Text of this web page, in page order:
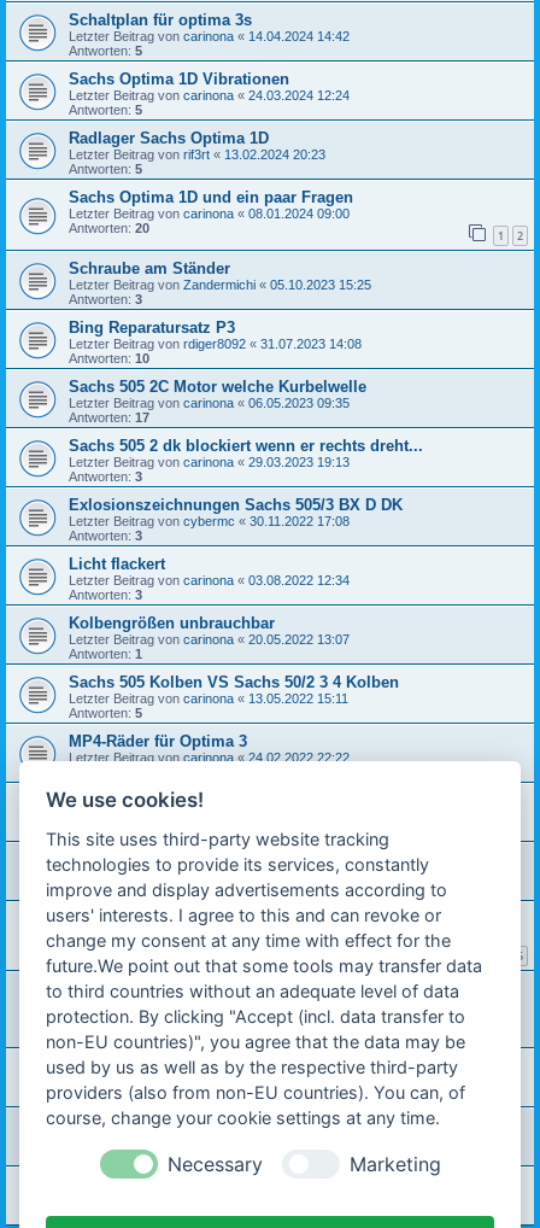
Schaltplan für optima 3s
Letzter Beitrag von carinona « 14.04.2024 14:42
Antworten: 5
Sachs Optima 1D Vibrationen
Letzter Beitrag von carinona « 24.03.2024 12:24
Antworten: 5
Radlager Sachs Optima 1D
Letzter Beitrag von rif3rt « 13.02.2024 20:23
Antworten: 5
Sachs Optima 1D und ein paar Fragen
Letzter Beitrag von carinona « 08.01.2024 09:00
Antworten: 20 1 2
Schraube am Ständer
Letzter Beitrag von Zandermichi « 05.10.2023 15:25
Antworten: 3
Bing Reparatursatz P3
Letzter Beitrag von rdiger8092 « 31.07.2023 14:08
Antworten: 10
Sachs 505 2C Motor welche Kurbelwelle
Letzter Beitrag von carinona « 06.05.2023 09:35
Antworten: 17
Sachs 505 2 dk blockiert wenn er rechts dreht...
Letzter Beitrag von carinona « 29.03.2023 19:13
Antworten: 3
Exlosionszeichnungen Sachs 505/3 BX D DK
Letzter Beitrag von cybermc « 30.11.2022 17:08
Antworten: 3
Licht flackert
Letzter Beitrag von carinona « 03.08.2022 12:34
Antworten: 3
Kolbengrößen unbrauchbar
Letzter Beitrag von carinona « 20.05.2022 13:07
Antworten: 1
Sachs 505 Kolben VS Sachs 50/2 3 4 Kolben
Letzter Beitrag von carinona « 13.05.2022 15:11
Antworten: 5
MP4-Räder für Optima 3
Letzter Beitrag von carinona « 24.02.2022 22:22
Scheibenbremse vorne.
Antworten:
Rennauspuff und Schlitzsteuerung
Letzter Beitrag vonkistovsky «01.10.2021 16:03
Antworten:2
Hercules M5 1978 angemessener Preis?
Letzter Beitrag von carinona «10.09.2021 10:08
Antworten: 99 5
Vorderrad nach Einbau nicht ganz gerade - Hercules Optima
3 S Bj. 1989 Typ 513?
Letzter Beitrag vonrdiger8092«04.07.2021 12:23
Antworten: 1
Vergaser / Standgasproblem Optima 50
Antworten:7
Handy laden
Antworten: 10
Zylinder honen
Antworten:8
We use cookies!
This site uses third-party website tracking
technologies to provide its services, constantly
improve and display advertisements according to
users' interests. I agree to this and can revoke or
change my consent at any time with effect for the
future.We point out that some tools may transfer data
to third countries without an adequate level of data
protection. By clicking "Accept (incl. data transfer to
non-EU countries)", you agree that the data may be
used by us as well as by the respective third-party
providers (also from non-EU countries). You can, of
course, change your cookie settings at any time.
Necessary Marketing